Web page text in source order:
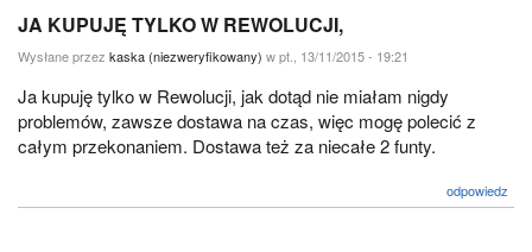
JA KUPUJĘ TYLKO W REWOLUCJI,
Wysłane przez kaska (niezweryfikowany) w pt., 13/11/2015 - 19:21
Ja kupuję tylko w Rewolucji, jak dotąd nie miałam nigdy
problemów, zawsze dostawa na czas, więc mogę polecić z
całym przekonaniem. Dostawa też za niecałe 2 funty.
odpowiedz